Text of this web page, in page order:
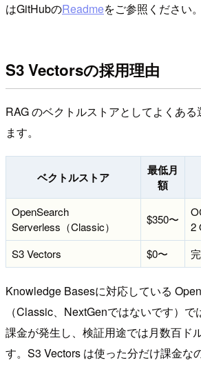
はGitHubのReadmeをご参照ください。
S3 Vectorsの採用理由
RAG のベクトルストアとしてよくあ
ます。
ベクトルストア
最低月
額
OpenSearch
Serverless（Classic）
$350〜
2
S3 Vectors
$0〜
Knowledge Basesに対応している
（Classic、NextGenではないです）
課金が発生し、検証用途では月数百ド
す。S3 Vectors は使った分だけ課金な